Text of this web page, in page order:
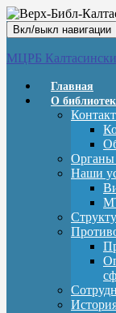
Вкл/выкл навигации
МЦРБ
Главная
О
Органы
Наши